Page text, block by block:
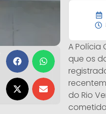
A Polícia
que os
do Rio